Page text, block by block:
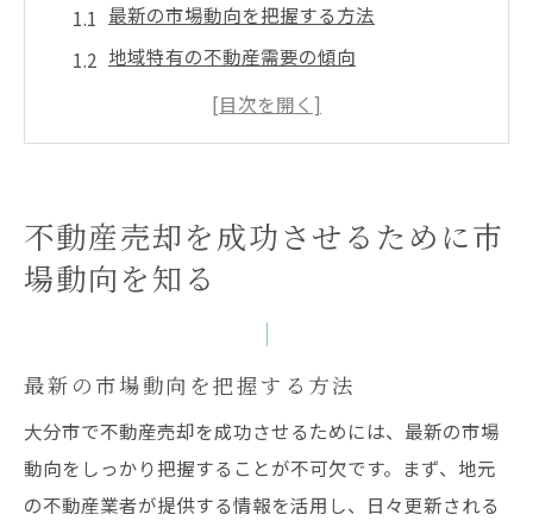
最新の市場動向を把握する方法
地域特有の不動産需要の傾向
観光シーズンが市場に与える影響
地元住民のライフスタイル変化と不動産需
競争激化する市場での売却戦略
不動産エージェントの情報活用法
大分市の不動産売却で重要な適正価格の見極め
価格設定に影響を与える要因
近隣物件の売却価格比較法
過去の売却履歴と価格トレンド
購入希望者の視点で価格を考える
不動産売却を成功させるために市
場動向を知る
最新の市場動向を把握する方法
大分市で不動産売却を成功させるためには、最新の市場
動向をしっかり把握することが不可欠です。まず、地元
の不動産業者が提供する情報を活用し、日々更新される